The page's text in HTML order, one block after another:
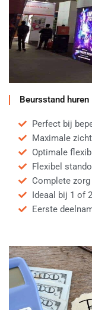
Beursstand huren
Perfect bij
Maximale
Optimale
Flexibel
Complete
Ideaal bij 1 of
Eerste